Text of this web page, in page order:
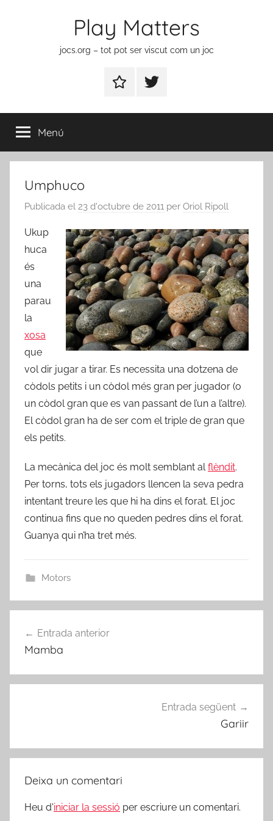
Play Matters
jocs.org – tot pot ser viscut com un joc
ContactarElement
menú
Menú
Umphuco
Publicada el 23 d'octubre de 2011 per Oriol Ripoll
Ukup
huca
és
una
parau
la
xosa
que
vol dir jugar a tirar. Es necessita una dotzena de
còdols petits i un còdol més gran per jugador (o
un còdol gran que es van passant de l’un a l’altre).
El còdol gran ha de ser com el triple de gran que
els petits.
La mecànica del joc és molt semblant alflèndit.
Per torns, tots els jugadors llencen la seva pedra
intentant treure les que hi ha dins el forat. El joc
continua fins que no queden pedres dins el forat.
Guanya qui n’ha tret més.
Motors
d'entrades
Entrada anterior
Mamba
Entrada següent
Gariir
Deixa un comentari
Heu d'iniciar la sessió per escriure un comentari.